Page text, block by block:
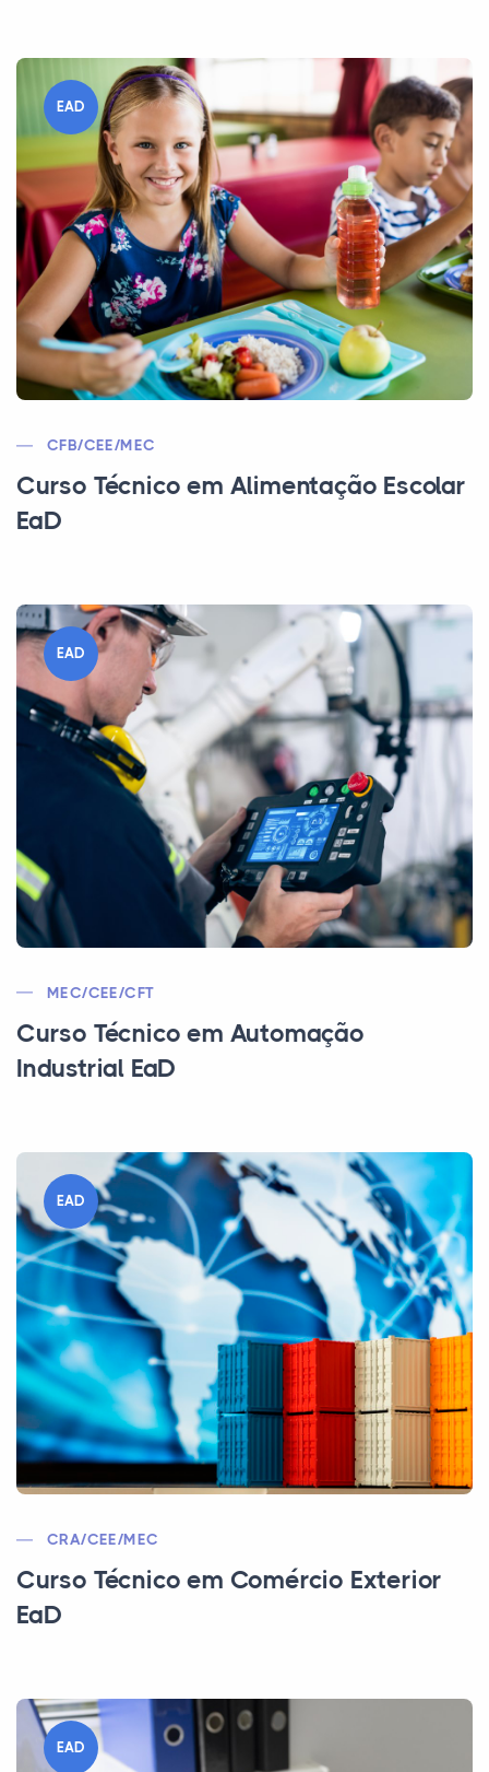
EAD
CFB/CEE/MEC
Curso Técnico em Alimentação Escolar
EaD
EAD
MEC/CEE/CFT
Curso Técnico em Automação
Industrial EaD
EAD
CRA/CEE/MEC
Curso Técnico em Comércio Exterior
EaD
EAD